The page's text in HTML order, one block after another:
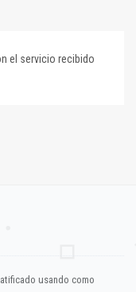
el servicio recibido
usando como